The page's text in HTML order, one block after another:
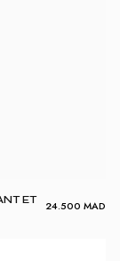
ET
24.500 MAD